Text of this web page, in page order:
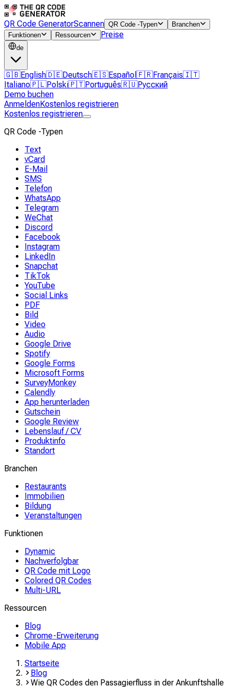
QR Code GeneratorScannen QR Code -Typen
Branchen
Funktionen
Ressourcen Preise
de
🇬🇧English🇩🇪Deutsch🇪🇸Español 🇫🇷Français🇮🇹
Italiano🇵🇱Polski🇵🇹Português🇷🇺Русский
Demo buchen
AnmeldenKostenlos registrieren
Kostenlos registrieren
QR Code -Typen
Text
vCard
E-Mail
SMS
Telefon
WhatsApp
Telegram
WeChat
Discord
Facebook
Instagram
LinkedIn
Snapchat
TikTok
YouTube
Social Links
PDF
Bild
Video
Audio
Google Drive
Spotify
Google Forms
Microsoft Forms
SurveyMonkey
Calendly
App herunterladen
Gutschein
Google Review
Lebenslauf / CV
Produktinfo
Standort
Branchen
Restaurants
Immobilien
Bildung
Veranstaltungen
Funktionen
Dynamic
Nachverfolgbar
QR Code mit Logo
Colored QR Codes
Multi-URL
Ressourcen
Blog
Chrome-Erweiterung
Mobile App
Startseite
Blog
Wie QR Codes den Passagierfluss in der Ankunftshalle